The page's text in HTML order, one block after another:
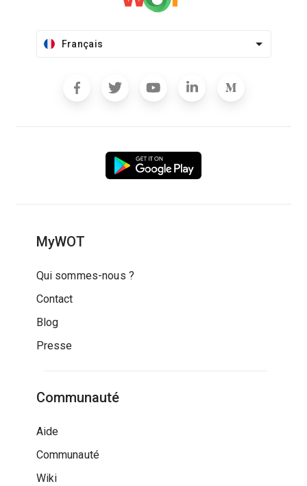
Français
MyWOT
Qui sommes-nous ?
Contact
Blog
Presse
Communauté
Aide
Communauté
Wiki